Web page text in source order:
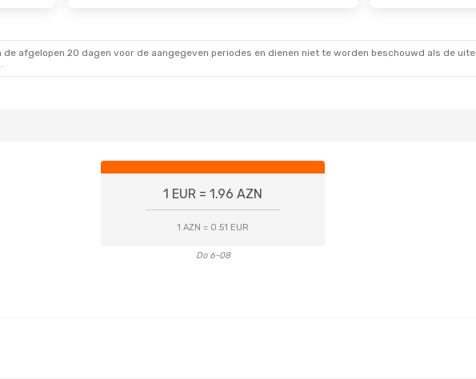
- BRU
de afgelopen 20 dagen voor de aangegeven periodes en dienen niet te worden beschouwd als de
1 EUR = 1.96 AZN
1 AZN = 0.51 EUR
Do 6-08